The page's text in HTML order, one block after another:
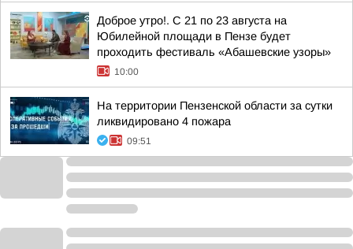
Доброе утро!. С 21 по 23 августа на
Юбилейной площади в Пензе будет
проходить фестиваль «Абашевские узоры»
10:00
На территории Пензенской области за сутки
ликвидировано 4 пожара
09:51